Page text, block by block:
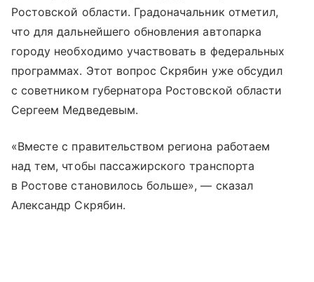
Ростовской области. Градоначальник отметил,
что для дальнейшего обновления автопарка
городу необходимо участвовать в федеральных
программах. Этот вопрос Скрябин уже обсудил
с советником губернатора Ростовской области
Сергеем Медведевым.
«Вместе с правительством региона работаем
над тем, чтобы пассажирского транспорта
в Ростове становилось больше», — сказал
Александр Скрябин.